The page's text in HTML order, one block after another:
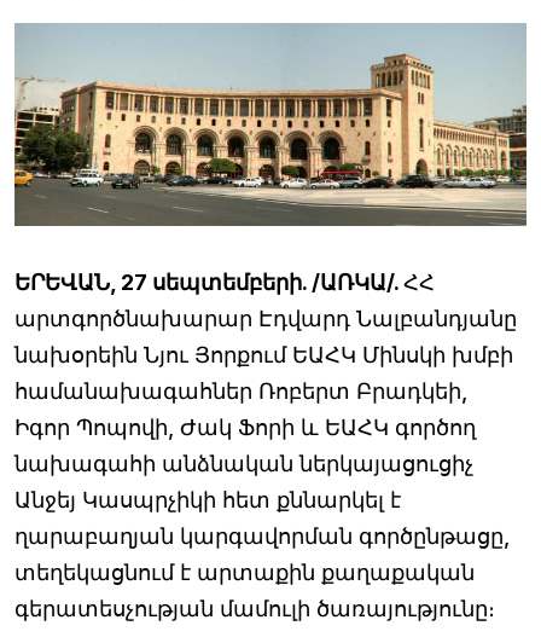
ԵՐԵՎԱՆ, 27 սեպտեմբերի. /ԱՌԿԱ/.ՀՀ
արտգործնախարար Էդվարդ Նալբանդյանը
նախօրեին Նյու Յորքում ԵԱՀԿ Մինսկի խմբի
համանախագահներ Ռոբերտ Բրադկեի,
Իգոր Պոպովի, Ժակ Ֆորի և ԵԱՀԿ գործող
նախագահի անձնական ներկայացուցիչ
Անջեյ Կասպրչիկի հետ քննարկել է
ղարաբաղյան կարգավորման գործընթացը,
տեղեկացնում է արտաքին քաղաքական
գերատեսչության մամուլի ծառայությունը։